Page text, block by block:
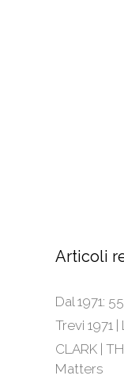
Articoli
Dal 1971:
Trevi 1971
CLARK |
Matters